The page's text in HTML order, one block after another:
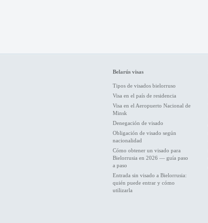
Belarús visas
Tipos de visados bielorruso
Visa en el país de residencia
Visa en el Aeropuerto Nacional de
Minsk
Denegación de visado
Obligación de visado según
nacionalidad
Cómo obtener un visado para
Bielorrusia en 2026 — guía paso
a paso
Entrada sin visado a Bielorrusia:
quién puede entrar y cómo
utilizarla